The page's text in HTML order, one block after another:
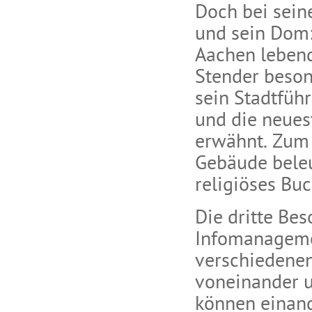
Doch bei
und sein
Aachen
Stender
sein
und die
erwähnt.
Gebäude
religiöses
Die dritte
voneinander
können